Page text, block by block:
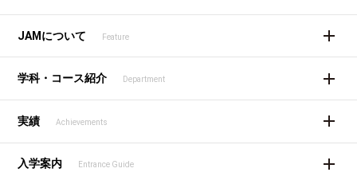
JAMについて Feature
学科・コース紹介 Department
実績 Achievements
入学案内 Entrance Guide